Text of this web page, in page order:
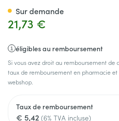
21,73 €
éligibles au remboursement
Si vous avez droit au remboursement de
taux de remboursement en pharmacie
webshop.
Taux de remboursement
€ 5,42 (6% TVA incluse)
Sur demande